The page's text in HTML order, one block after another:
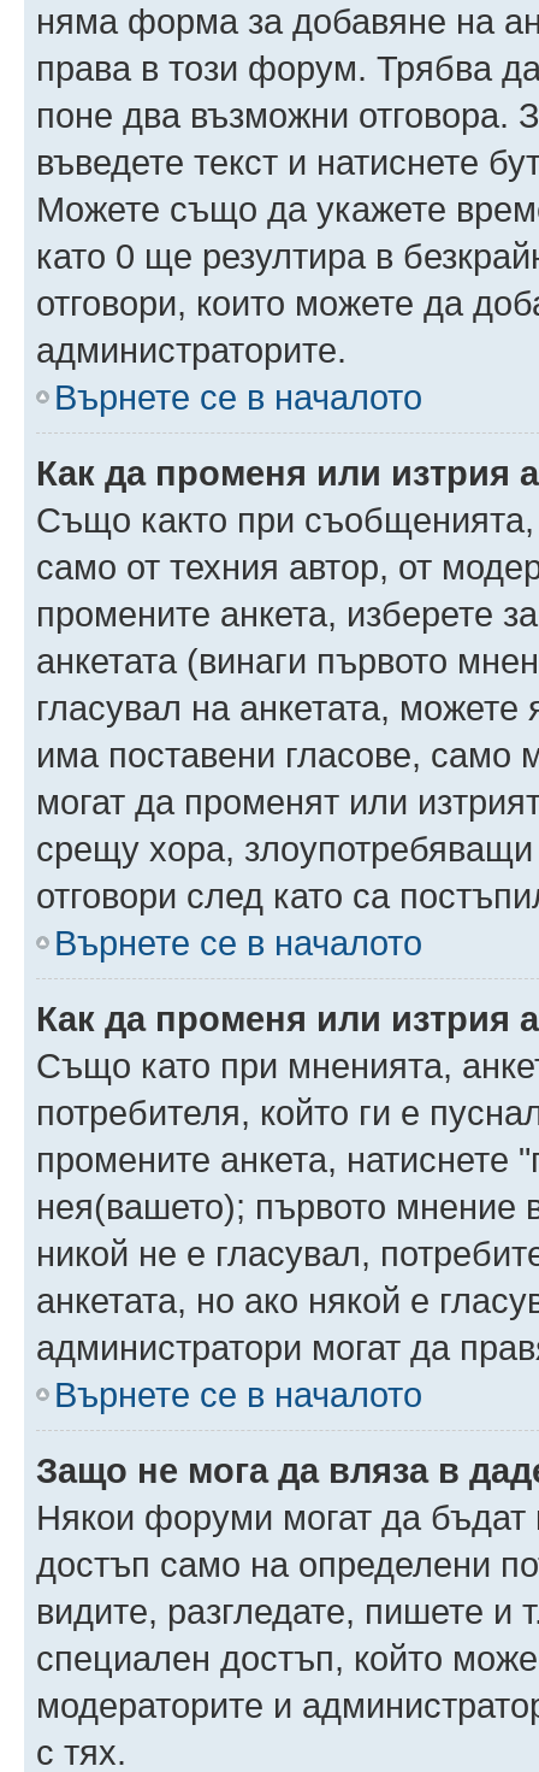
няма форма за добавяне на
права в този форум. Трябва
поне два възможни отговора.
въведете текст и натиснете
Можете също да укажете
като 0 ще резултира в
отговори, които можете да
администраторите.
Върнете се в началото
Как да променя или изтрия
Също както при съобщенията,
само от техния автор, от
промените анкета, изберете
анкетата (винаги първото
гласувал на анкетата,
има поставени гласове, само
могат да променят или
срещу хора,
отговори след като са
Върнете се в началото
Как да променя или изтрия
Също като при мненията,
потребителя, който ги е
промените анкета, натиснете
нея(вашето); първото мнение
никой не е гласувал,
анкетата, но ако някой е
администратори могат да
Върнете се в началото
Защо не мога да вляза в
Някои форуми могат да бъдат
достъп само на определени
видите, разгледате, пишете
специален достъп, който
модераторите и
с тях.